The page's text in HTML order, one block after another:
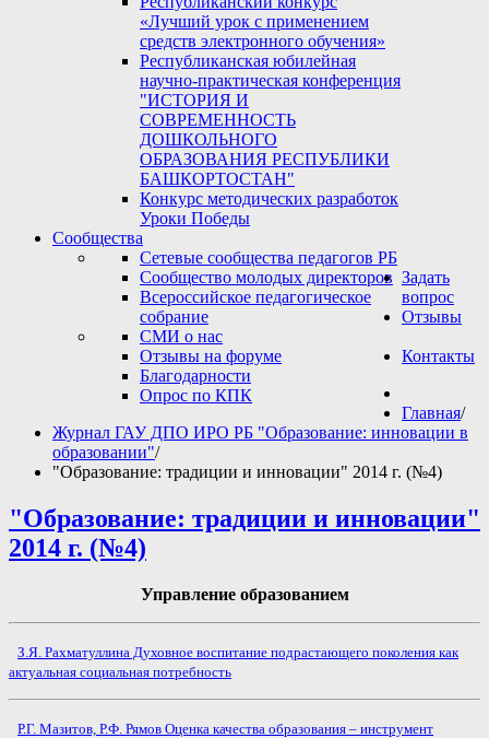
«Лучший урок с применением
средств электронного обучения»
Республиканская юбилейная
научно-практическая конференция
"ИСТОРИЯ И
СОВРЕМЕННОСТЬ
ДОШКОЛЬНОГО
ОБРАЗОВАНИЯ РЕСПУБЛИКИ
БАШКОРТОСТАН"
Конкурс методических разработок
Уроки Победы
Сообщества
Сетевые сообщества педагогов РБ
Сообщество молодых директоров
Всероссийское педагогическое
собрание
Задать
вопрос
Отзывы
СМИ о нас
Отзывы на форуме
Благодарности
Опрос по КПК
Контакты
Главная/
Журнал ГАУ ДПО ИРО РБ "Образование: инновации в
образовании"/
"Образование: традиции и инновации" 2014 г. (№4)
"Образование: традиции и инновации"
2014 г. (№4)
Управление образованием
З.Я. Рахматуллина Духовное воспитание подрастающего поколения как
актуальная социальная потребность
Р.Г. Мазитов, Р.Ф. Рямов Оценка качества образования – инструмент